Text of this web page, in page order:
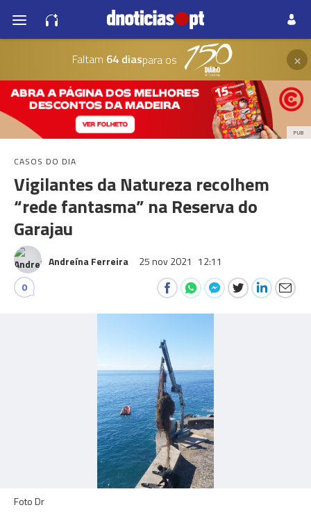
Faltam 64 diaspara os ×
PUB
CASOS DO DIA
Vigilantes da Natureza recolhem
“rede fantasma” na Reserva do
Garajau
Andreína Ferreira 25 nov 2021 12:11
0
Foto Dr